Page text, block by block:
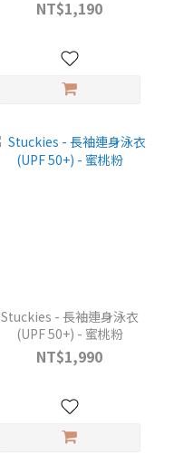
NT$1,190
Stuckies - 長袖連身泳衣
(UPF 50+) - 蜜桃粉
NT$1,990